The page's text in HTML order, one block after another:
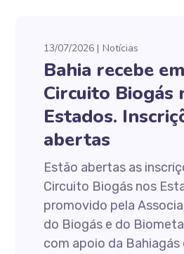
13/07/2026 Notícias
Bahia recebe
Circuito Biogás
Estados.
abertas
Estão abertas as
Circuito Biogás nos
promovido pela
do Biogás e do
com apoio da Bahiagás